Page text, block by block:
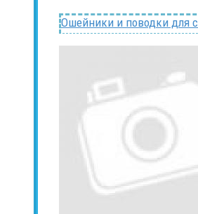
Ошейники и поводки для